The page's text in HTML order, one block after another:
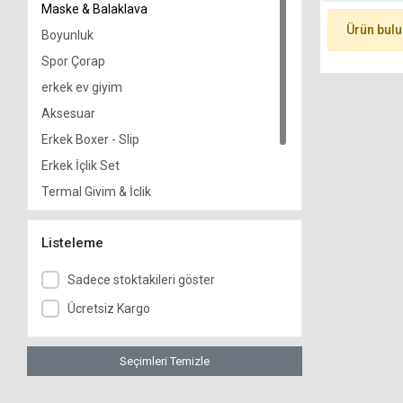
Maske & Balaklava
Boyunluk
Spor Çorap
erkek ev giyim
Aksesuar
Erkek Boxer - Slip
Erkek İçlik Set
Termal Giyim & İçlik
Koruyucu Donanım
Tip II Maske
Listeleme
Sadece stoktakileri göster
Ücretsiz Kargo
Seçimleri Temizle
Ürün